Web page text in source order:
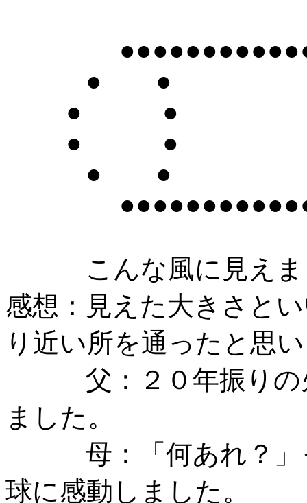
● ●
● ●
● ●
● ●
こんな風に見えま
感想：見えた大きさと
り近い所を通ったと思
父：２０年振りの火
ました。
母：「何あれ？」っ
球に感動しました。